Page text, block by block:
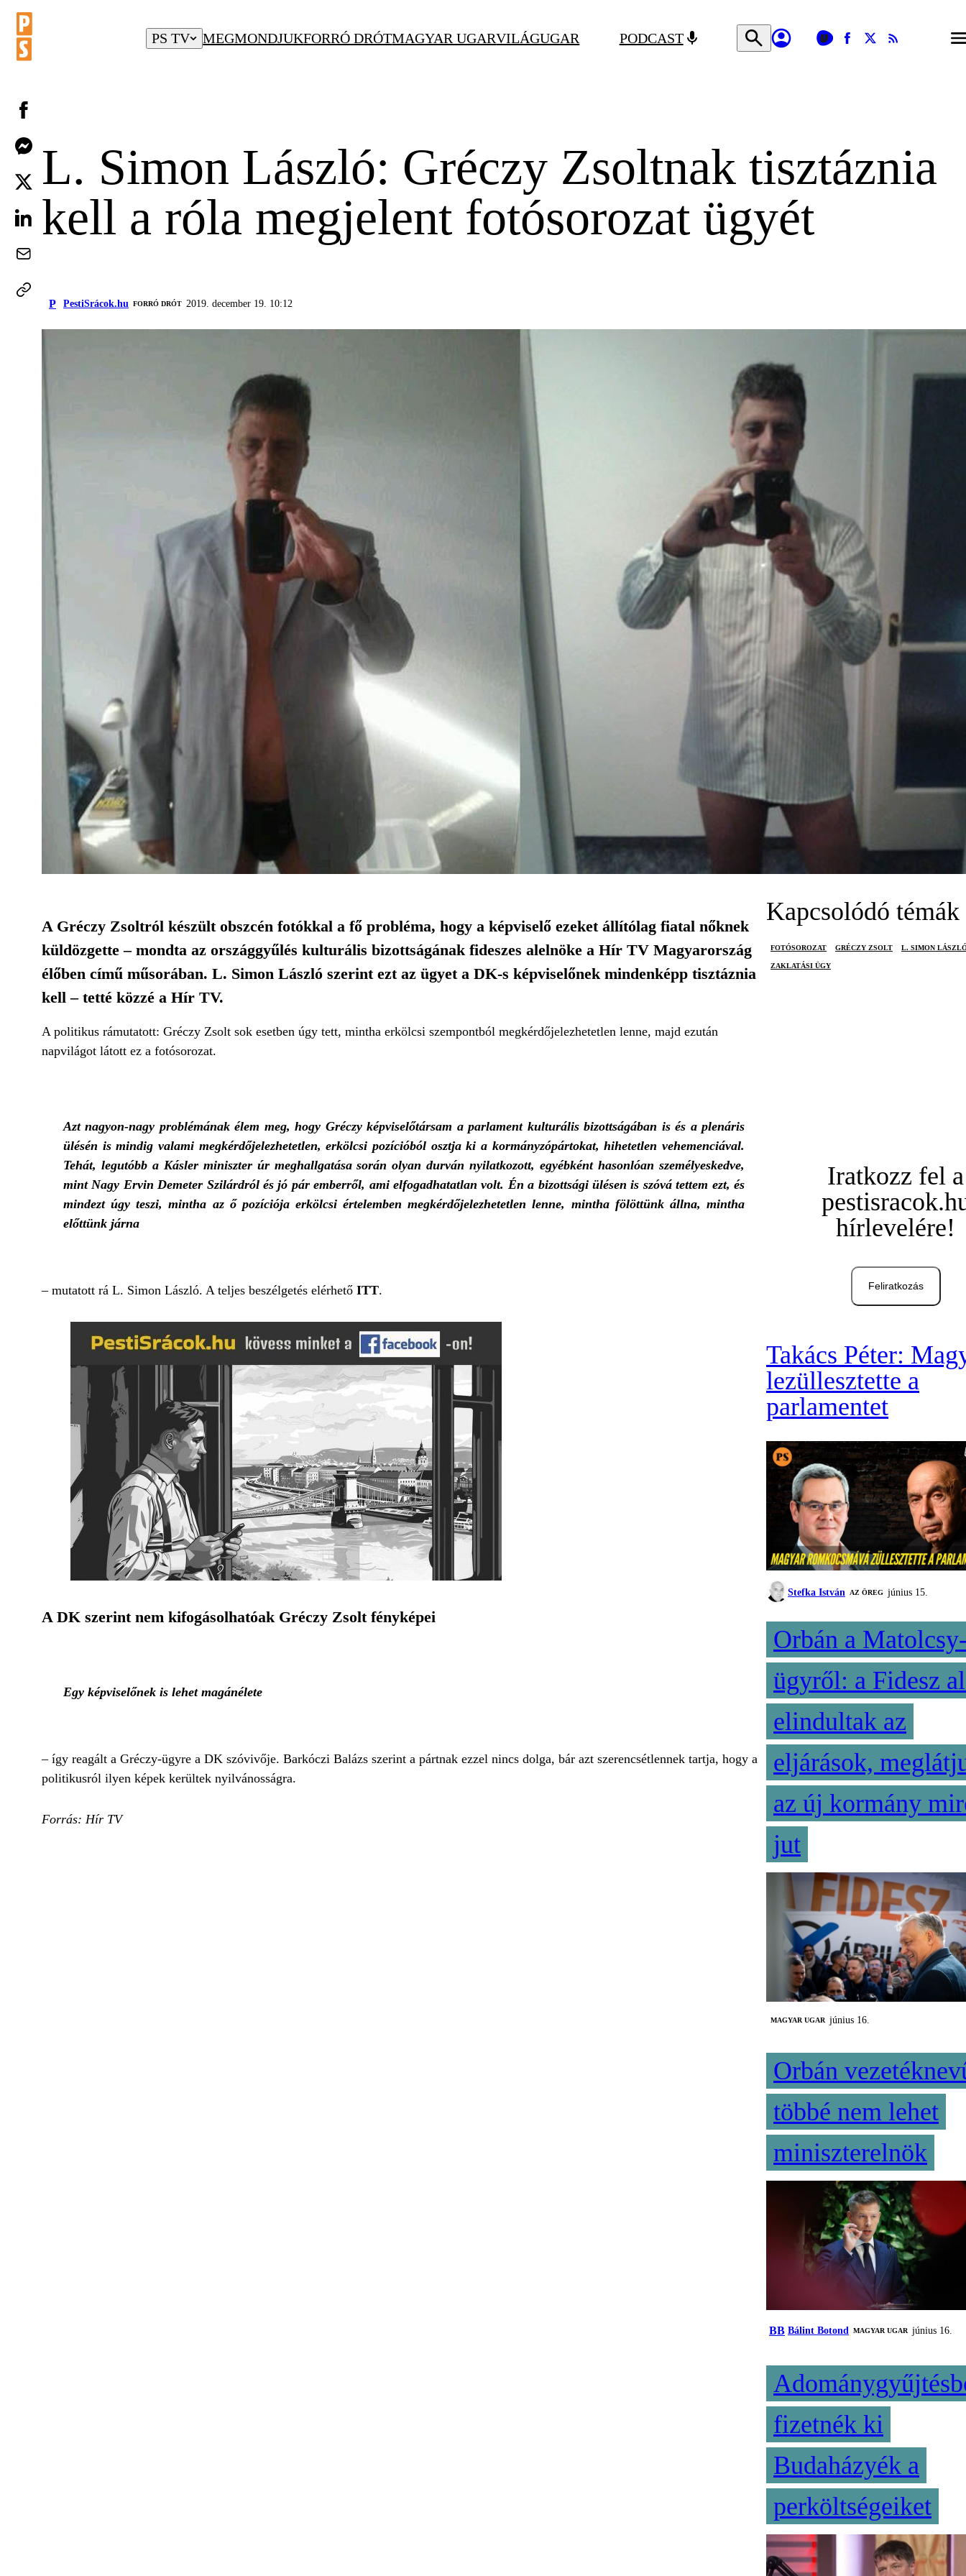
PS TV MEGMONDJUKFORRÓ DRÓTMAGYAR UGARVILÁGUGAR PODCAST
L. Simon László: Gréczy Zsoltnak tisztáznia
kell a róla megjelent fotósorozat ügyét
P PestiSrácok.hu FORRÓ DRÓT 2019. december 19. 10:12
A Gréczy Zsoltról készült obszcén fotókkal a fő probléma, hogy a képviselő ezeket állítólag fiatal nőknek
küldözgette – mondta az országgyűlés kulturális bizottságának fideszes alelnöke a Hír TV Magyarország
élőben című műsorában. L. Simon László szerint ezt az ügyet a DK-s képviselőnek mindenképp tisztáznia
kell – tetté közzé a Hír TV.
A politikus rámutatott: Gréczy Zsolt sok esetben úgy tett, mintha erkölcsi szempontból megkérdőjelezhetetlen lenne, majd ezután
napvilágot látott ez a fotósorozat.
Azt nagyon-nagy problémának élem meg, hogy Gréczy képviselőtársam a parlament kulturális bizottságában is és a plenáris
ülésén is mindig valami megkérdőjelezhetetlen, erkölcsi pozícióból osztja ki a kormányzópártokat, hihetetlen vehemenciával.
Tehát, legutóbb a Kásler miniszter úr meghallgatása során olyan durván nyilatkozott, egyébként hasonlóan személyeskedve,
mint Nagy Ervin Demeter Szilárdról és jó pár emberről, ami elfogadhatatlan volt. Én a bizottsági ülésen is szóvá tettem ezt, és
mindezt úgy teszi, mintha az ő pozíciója erkölcsi értelemben megkérdőjelezhetetlen lenne, mintha fölöttünk állna, mintha
előttünk járna
– mutatott rá L. Simon László. A teljes beszélgetés elérhető ITT.
A DK szerint nem kifogásolhatóak Gréczy Zsolt fényképei
Egy képviselőnek is lehet magánélete
– így reagált a Gréczy-ügyre a DK szóvivője. Barkóczi Balázs szerint a pártnak ezzel nincs dolga, bár azt szerencsétlennek tartja, hogy a
politikusról ilyen képek kerültek nyilvánosságra.
Forrás: Hír TV
Kapcsolódó témák
FOTÓSOROZAT GRÉCZY ZSOLT L. SIMON
ZAKLATÁSI ÜGY
Iratkozz fel a
hírlevelére!
Feliratkozás
Takács Péter:
lezüllesztette a
parlamentet
Stefka István AZ ÖREG június 15.
Orbán a
ügyről: a Fidesz
elindultak az
eljárások,
az új kormány
jut
MAGYAR UGAR június 16.
Orbán
többé nem lehet
miniszterelnök
BB Bálint Botond MAGYAR UGAR június 16.
fizetnék ki
Budaházyék a
perköltségeiket